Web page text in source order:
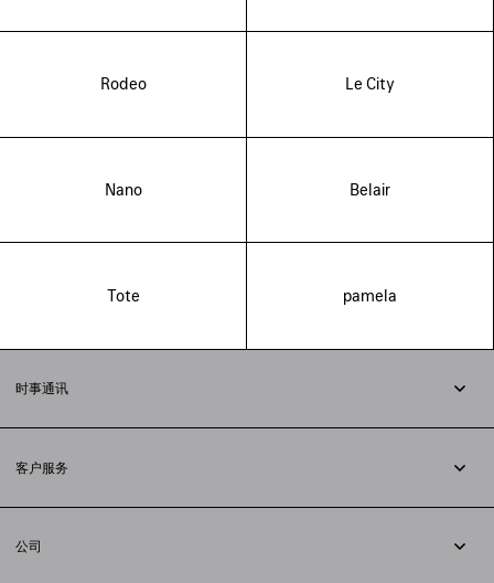
Rodeo Le City
Nano Belair
Tote pamela
时事通讯
客户服务
配送方式
公司